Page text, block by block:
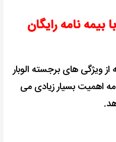
بیمه نامه رایگان
از ویژگی های برجسته الوبار
اهمیت بسیار زیادی می